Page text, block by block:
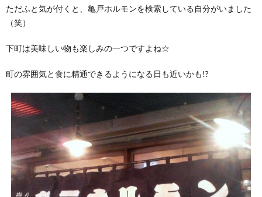
ただふと気が付くと、亀戸ホルモンを検索している自分がいました
（笑）
下町は美味しい物も楽しみの一つですよね☆
町の雰囲気と食に精通できるようになる日も近いかも!?